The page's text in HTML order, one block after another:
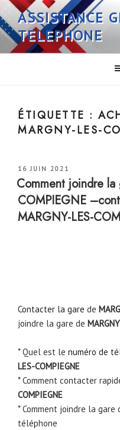
Aller
au
contenu
principal
ASSISTANCE
TELEPHONE
ÉTIQUETTE :
MARGNY-LES-
PUBLIÉ
LE
16 JUIN 2021
Comment joindre la
COMPIEGNE
MARGNY-LES-
Contacter la gare de
joindre la gare de
* Quel est le numéro de
LES-COMPIEGNE
* Comment contacter
COMPIEGNE
* Comment joindre la gare
téléphone